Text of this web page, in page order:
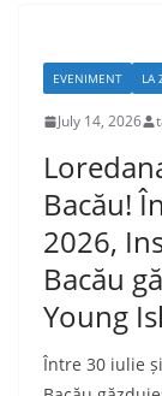
EVENIMENT LA
July 14, 2026
Bacău!
2026,
Bacău
Young
Între 30 iulie